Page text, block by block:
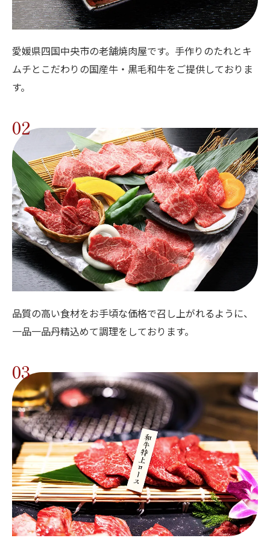
愛媛県四国中央市の老舗焼肉屋です。手作りのたれとキ
ムチとこだわりの国産牛・黒毛和牛をご提供しておりま
す。
02
品質の高い食材をお手頃な価格で召し上がれるように、
一品一品丹精込めて調理をしております。
03